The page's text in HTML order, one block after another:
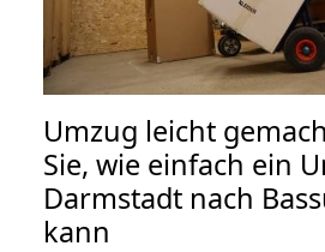
Umzug leicht
Sie, wie einfach ein
Darmstadt nach
kann